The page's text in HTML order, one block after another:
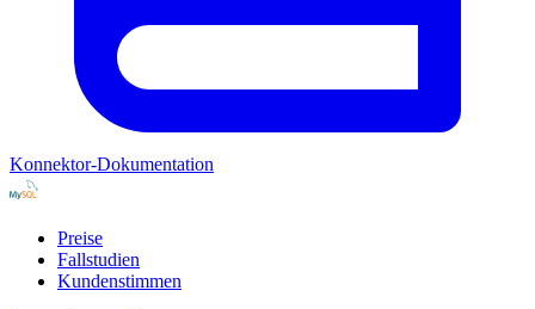
Konnektor-Dokumentation
Preise
Fallstudien
Kundenstimmen